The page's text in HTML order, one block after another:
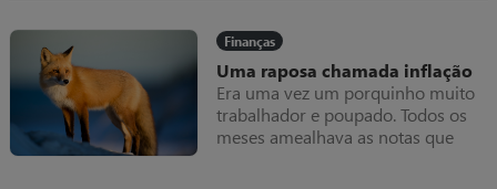
Finanças
Uma raposa chamada inflação
Era uma vez um porquinho muito
trabalhador e poupado. Todos os
meses amealhava as notas que